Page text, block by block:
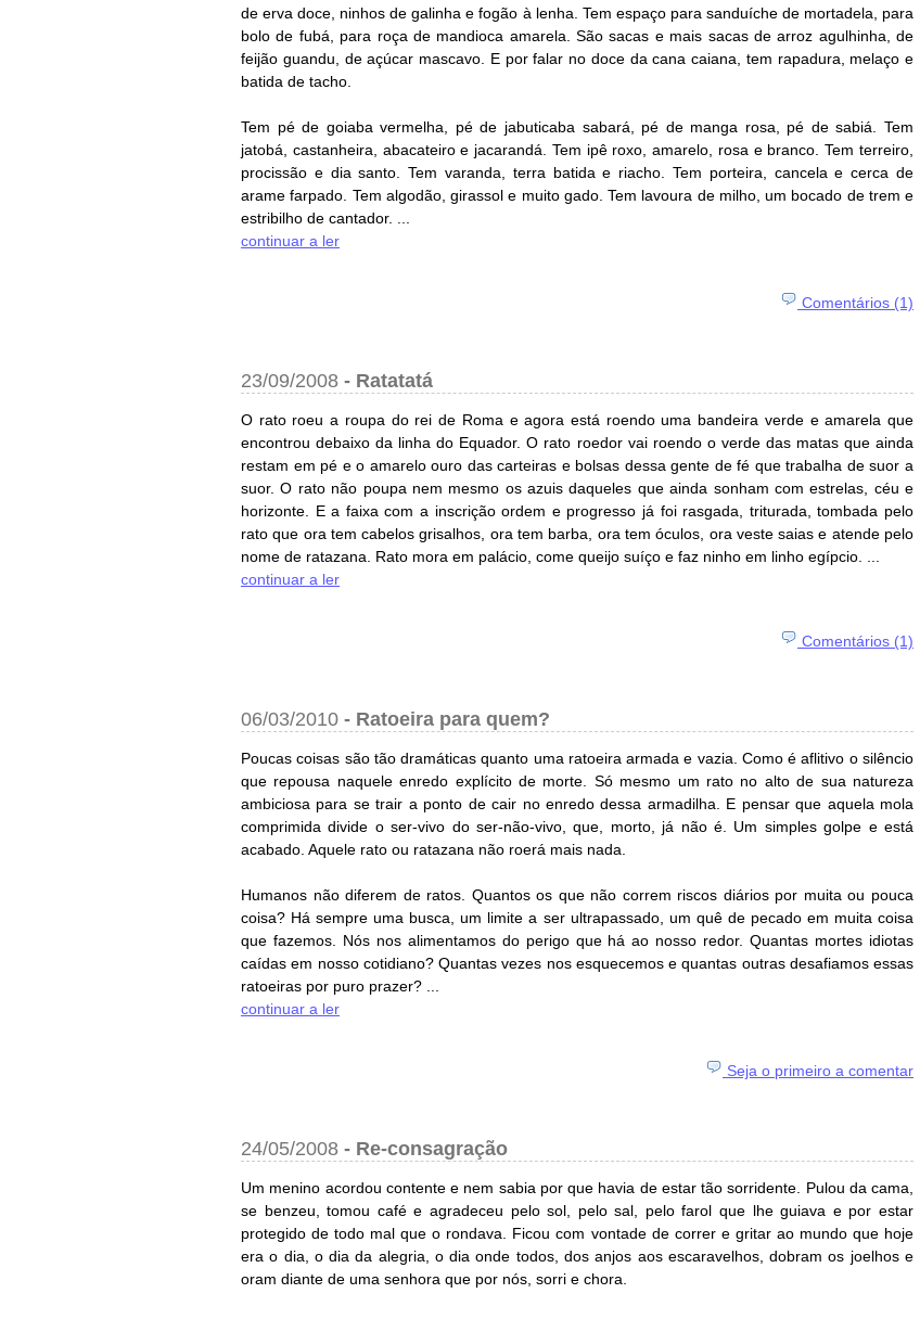
de erva doce, ninhos de galinha e fogão à lenha. Tem espaço para sanduíche de mortadela, para
bolo de fubá, para roça de mandioca amarela. São sacas e mais sacas de arroz agulhinha, de
feijão guandu, de açúcar mascavo. E por falar no doce da cana caiana, tem rapadura, melaço e
batida de tacho.
Tem pé de goiaba vermelha, pé de jabuticaba sabará, pé de manga rosa, pé de sabiá. Tem
jatobá, castanheira, abacateiro e jacarandá. Tem ipê roxo, amarelo, rosa e branco. Tem terreiro,
procissão e dia santo. Tem varanda, terra batida e riacho. Tem porteira, cancela e cerca de
arame farpado. Tem algodão, girassol e muito gado. Tem lavoura de milho, um bocado de trem e
estribilho de cantador. ...
continuar a ler
Comentários (1)
23/09/2008 - Ratatatá
O rato roeu a roupa do rei de Roma e agora está roendo uma bandeira verde e amarela que
encontrou debaixo da linha do Equador. O rato roedor vai roendo o verde das matas que ainda
restam em pé e o amarelo ouro das carteiras e bolsas dessa gente de fé que trabalha de suor a
suor. O rato não poupa nem mesmo os azuis daqueles que ainda sonham com estrelas, céu e
horizonte. E a faixa com a inscrição ordem e progresso já foi rasgada, triturada, tombada pelo
rato que ora tem cabelos grisalhos, ora tem barba, ora tem óculos, ora veste saias e atende pelo
nome de ratazana. Rato mora em palácio, come queijo suíço e faz ninho em linho egípcio. ...
continuar a ler
Comentários (1)
06/03/2010 - Ratoeira para quem?
Poucas coisas são tão dramáticas quanto uma ratoeira armada e vazia. Como é aflitivo o silêncio
que repousa naquele enredo explícito de morte. Só mesmo um rato no alto de sua natureza
ambiciosa para se trair a ponto de cair no enredo dessa armadilha. E pensar que aquela mola
comprimida divide o ser-vivo do ser-não-vivo, que, morto, já não é. Um simples golpe e está
acabado. Aquele rato ou ratazana não roerá mais nada.
Humanos não diferem de ratos. Quantos os que não correm riscos diários por muita ou pouca
coisa? Há sempre uma busca, um limite a ser ultrapassado, um quê de pecado em muita coisa
que fazemos. Nós nos alimentamos do perigo que há ao nosso redor. Quantas mortes idiotas
caídas em nosso cotidiano? Quantas vezes nos esquecemos e quantas outras desafiamos essas
ratoeiras por puro prazer? ...
continuar a ler
Seja o primeiro a comentar
24/05/2008 - Re-consagração
Um menino acordou contente e nem sabia por que havia de estar tão sorridente. Pulou da cama,
se benzeu, tomou café e agradeceu pelo sol, pelo sal, pelo farol que lhe guiava e por estar
protegido de todo mal que o rondava. Ficou com vontade de correr e gritar ao mundo que hoje
era o dia, o dia da alegria, o dia onde todos, dos anjos aos escaravelhos, dobram os joelhos e
oram diante de uma senhora que por nós, sorri e chora.